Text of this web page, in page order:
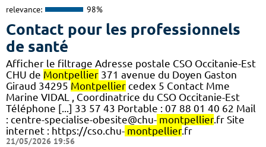
relevance: 98%
Contact pour les professionnels
de santé
Afficher le filtrage Adresse postale CSO Occitanie-Est
CHU de Montpellier 371 avenue du Doyen Gaston
Giraud 34295 Montpellier cedex 5 Contact Mme
Marine VIDAL , Coordinatrice du CSO Occitanie-Est
Téléphone [...] 33 57 43 Portable : 07 88 01 40 62 Mail
: centre-specialise-obesite@chu- montpellier.fr Site
internet : https://cso.chu- montpellier.fr
21/05/2026 19:56